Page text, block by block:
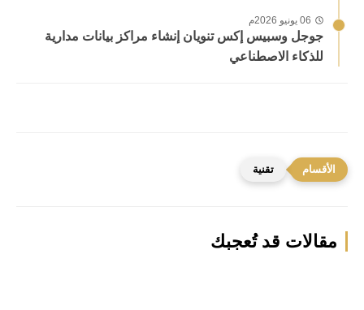
06 يونيو 2026م
جوجل وسبيس إكس تنويان إنشاء مراكز بيانات مدارية
للذكاء الاصطناعي
تقنية
مقالات قد تُعجبك